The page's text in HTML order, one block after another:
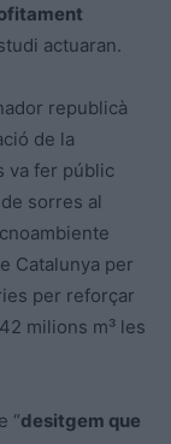
actuaran.
republicà
de la
va fer públic
sorres al
Catalunya per
per reforçar
milions m³ les
“desitgem que